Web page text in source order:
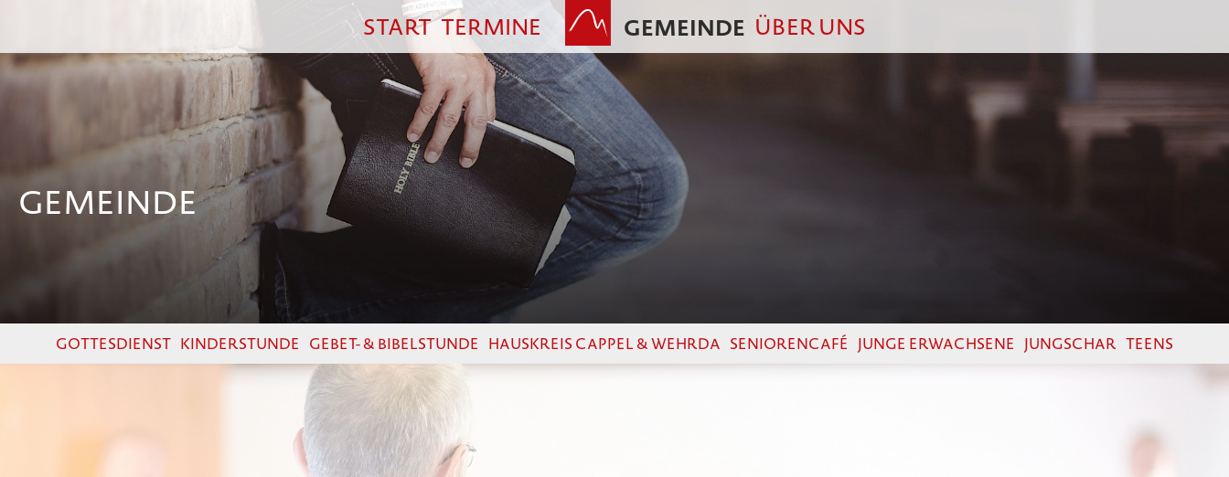
START TERMINE GEMEINDE ÜBER UNS
GEMEINDE
GOTTESDIENST KINDERSTUNDE GEBET- & BIBELSTUNDE HAUSKREIS CAPPEL & WEHRDA SENIORENCAFÉ JUNGE ERWACHSENE JUNGSCHAR TEENS